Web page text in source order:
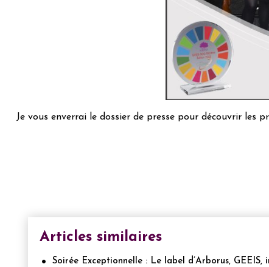
Je vous enverrai le dossier de presse pour découvrir les
Articles similaires
Soirée Exceptionnelle : Le label d’Arborus,